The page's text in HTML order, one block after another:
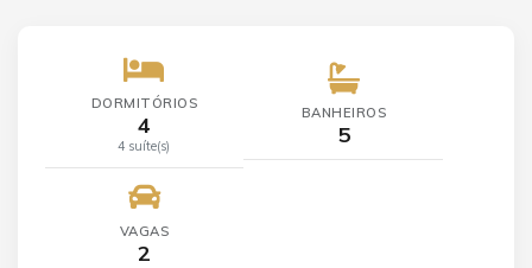
DORMITÓRIOS
4
4 suíte(s)
BANHEIROS
5
VAGAS
2